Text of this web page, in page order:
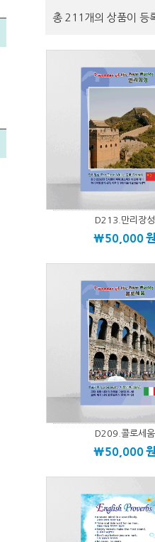
총 211개의 상품이 등
D213.만리장성
\50,000
D209.콜로세움
\50,000